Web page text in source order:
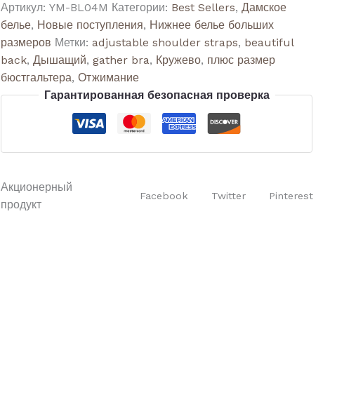
Артикул: YM-BL04M Категории: Best Sellers, Дамское
белье, Новые поступления, Нижнее белье больших
размеров Метки: adjustable shoulder straps, beautiful
back, Дышащий, gather bra, Кружево, плюс размер
бюстгальтера, Отжимание
Гарантированная безопасная проверка
Акционерный
продукт
Facebook Twitter Pinterest